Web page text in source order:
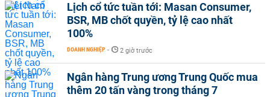
Lịch cổ tức tuần tới: Masan Consumer,
BSR, MB chốt quyền, tỷ lệ cao nhất
100%
DOANH NGHIỆP - 2 giờ trước
Ngân hàng Trung ương Trung Quốc mua
thêm 20 tấn vàng trong tháng 7